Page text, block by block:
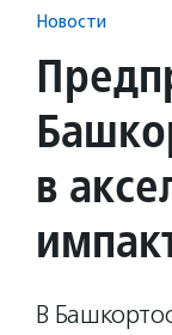
Новости
в
В